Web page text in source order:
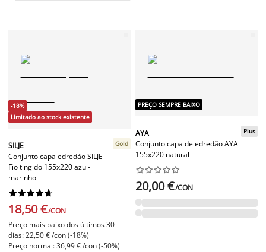
-18%
Limitado ao stock existente
SILJE
Conjunto capa edredão SILJE
Fio tingido 155x220 azul-
marinho
Gold






18,50 €/CON
Preço mais baixo dos últimos 30
dias: 22,50 € /con (-18%)
Preço normal: 36,99 € /con (-50%)
PREÇO SEMPRE BAIXO
AYA
Conjunto capa de edredão AYA
155x220 natural
Plus






20,00 €/CON